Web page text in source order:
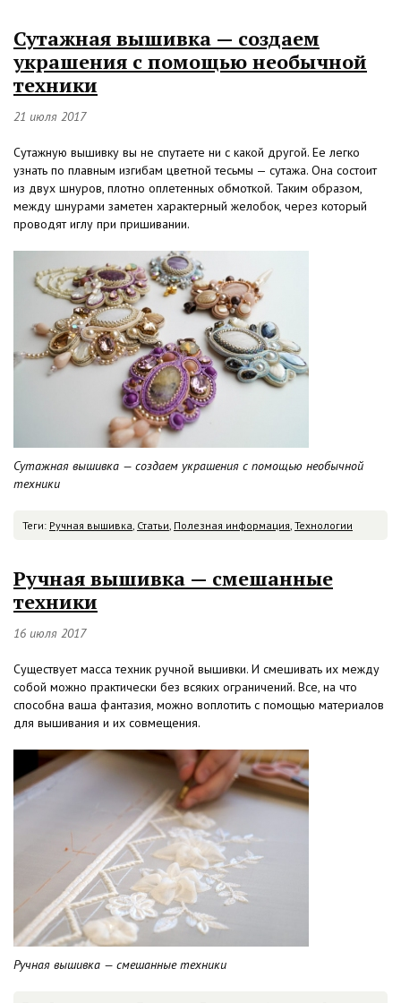
Сутажная вышивка — создаем
украшения с помощью необычной
техники
21 июля 2017
Сутажную вышивку вы не спутаете ни с какой другой. Ее легко
узнать по плавным изгибам цветной тесьмы — сутажа. Она состоит
из двух шнуров, плотно оплетенных обмоткой. Таким образом,
между шнурами заметен характерный желобок, через который
проводят иглу при пришивании.
Сутажная вышивка — создаем украшения с помощью необычной
техники
Теги: Ручная вышивка, Статьи, Полезная информация, Технологии
Ручная вышивка — смешанные
техники
16 июля 2017
Существует масса техник ручной вышивки. И смешивать их между
собой можно практически без всяких ограничений. Все, на что
способна ваша фантазия, можно воплотить с помощью материалов
для вышивания и их совмещения.
Ручная вышивка — смешанные техники